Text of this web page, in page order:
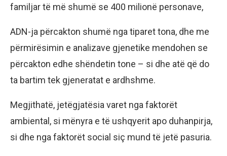
familjar të më shumë se 400 milionë personave,
ADN-ja përcakton shumë nga tiparet tona, dhe me
përmirësimin e analizave gjenetike mendohen se
përcakton edhe shëndetin tone – si dhe atë që do
ta bartim tek gjeneratat e ardhshme.
Megjithatë, jetëgjatësia varet nga faktorët
ambiental, si mënyra e të ushqyerit apo duhanpirja,
si dhe nga faktorët social siç mund të jetë pasuria.